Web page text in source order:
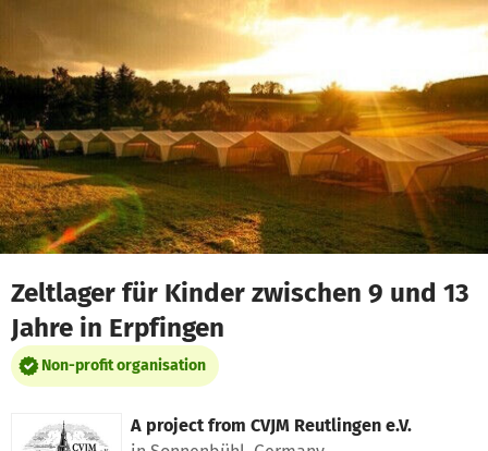
Show accessibility statement
Zeltlager für Kinder zwischen 9 und 13
Jahre in Erpfingen
Non-profit organisation
A project from CVJM Reutlingen e.V.